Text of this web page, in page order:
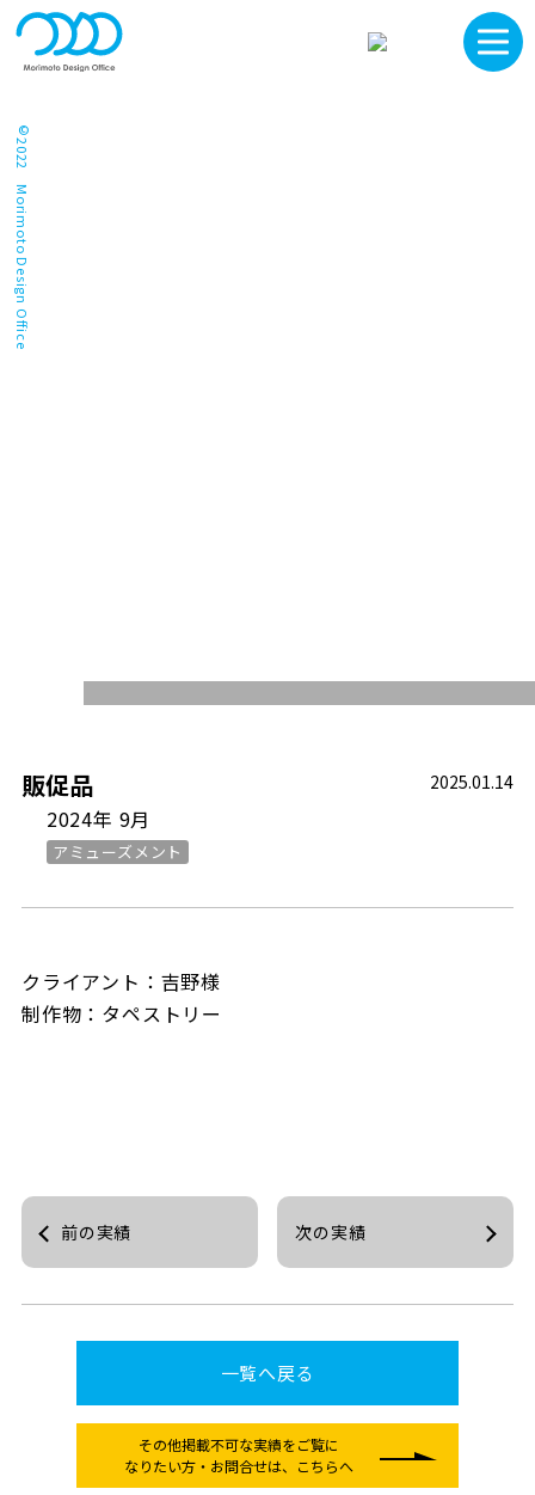
©2022 Morimoto Design Office
販促品 2025.01.14
2024年 9月
アミューズメント
クライアント：吉野様
制作物：タペストリー
前の実績 次の実績
一覧へ戻る
その他掲載不可な実績をご覧に
なりたい方 ・お問合せは、こちらへ